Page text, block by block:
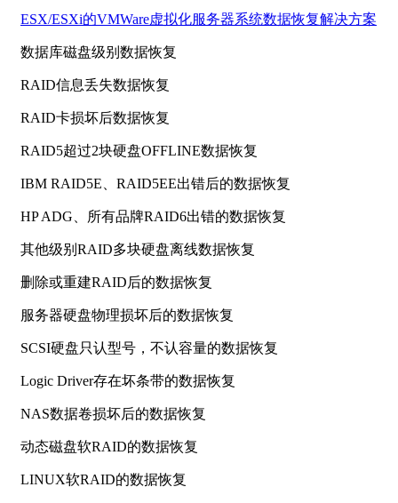
ESX/ESXi的VMWare虚拟化服务器系统数据恢复解决方案
数据库磁盘级别数据恢复
RAID信息丢失数据恢复
RAID卡损坏后数据恢复
RAID5超过2块硬盘OFFLINE数据恢复
IBM RAID5E、RAID5EE出错后的数据恢复
HP ADG、所有品牌RAID6出错的数据恢复
其他级别RAID多块硬盘离线数据恢复
删除或重建RAID后的数据恢复
服务器硬盘物理损坏后的数据恢复
SCSI硬盘只认型号，不认容量的数据恢复
Logic Driver存在坏条带的数据恢复
NAS数据卷损坏后的数据恢复
动态磁盘软RAID的数据恢复
LINUX软RAID的数据恢复